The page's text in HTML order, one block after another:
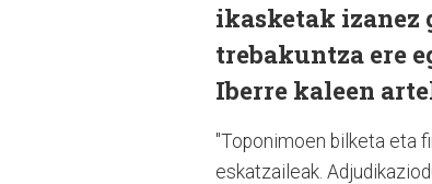
ikasketak izanez
trebakuntza ere
Iberre kaleen
"Toponimoen bilketa eta
eskatzaileak.